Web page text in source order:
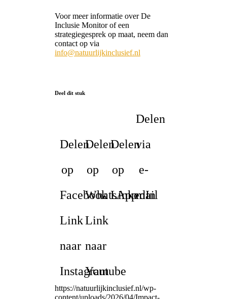
Voor meer informatie over De
Inclusie Monitor of een
strategiegesprek op maat, neem dan
contact op via
info@natuurlijkinclusief.nl
Deel dit stuk
Delen
op
Facebook
Delen
op
WhatsApp
Delen
op
LinkedIn
Delen
via
e-
mail
Link
naar
Instagram
Link
naar
Youtube
https://natuurlijkinclusief.nl/wp-
content/uploads/2026/04/Impact-